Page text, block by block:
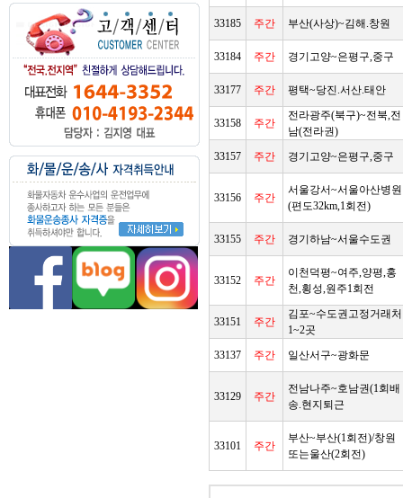
33185 주간 부산(사상)~김해.창원
33184 주간 경기고양~은평구,중구
33177 주간 평택~당진.서산.태안
33158 주간
전라광주(북구)~전북,전
남(전라권)
33157
주간 경기고양~은평구,중구
33156 주간
서울강서~서울아산병원
(편도32km,1회전)
33155 주간 경기하남~서울수도권
33152 주간
이천덕평~여주,양평,홍
천,횡성,원주1회전
33151 주간
김포~수도권고정거래처
1~2곳
33137
주간 일산서구~광화문
33129 주간
전남나주~호남권(1회배
송.현지퇴근
33101 주간
부산~부산(1회전)/창원
또는울산(2회전)